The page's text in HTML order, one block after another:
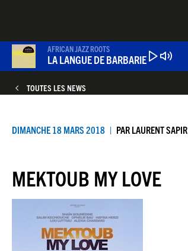
principal
AFRICAN JAZZ ROOTS
LA LANGUE DE BARBARIE
TOUTES LES NEWS
DIMANCHE 18 MARS 2018 PAR LAURENT SAPIR
MEKTOUB MY LOVE